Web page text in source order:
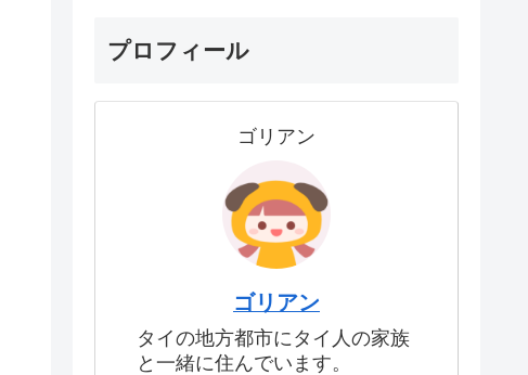
プロフィール
ゴリアン
ゴリアン
タイの地方都市にタイ人の家族
と一緒に住んでいます。